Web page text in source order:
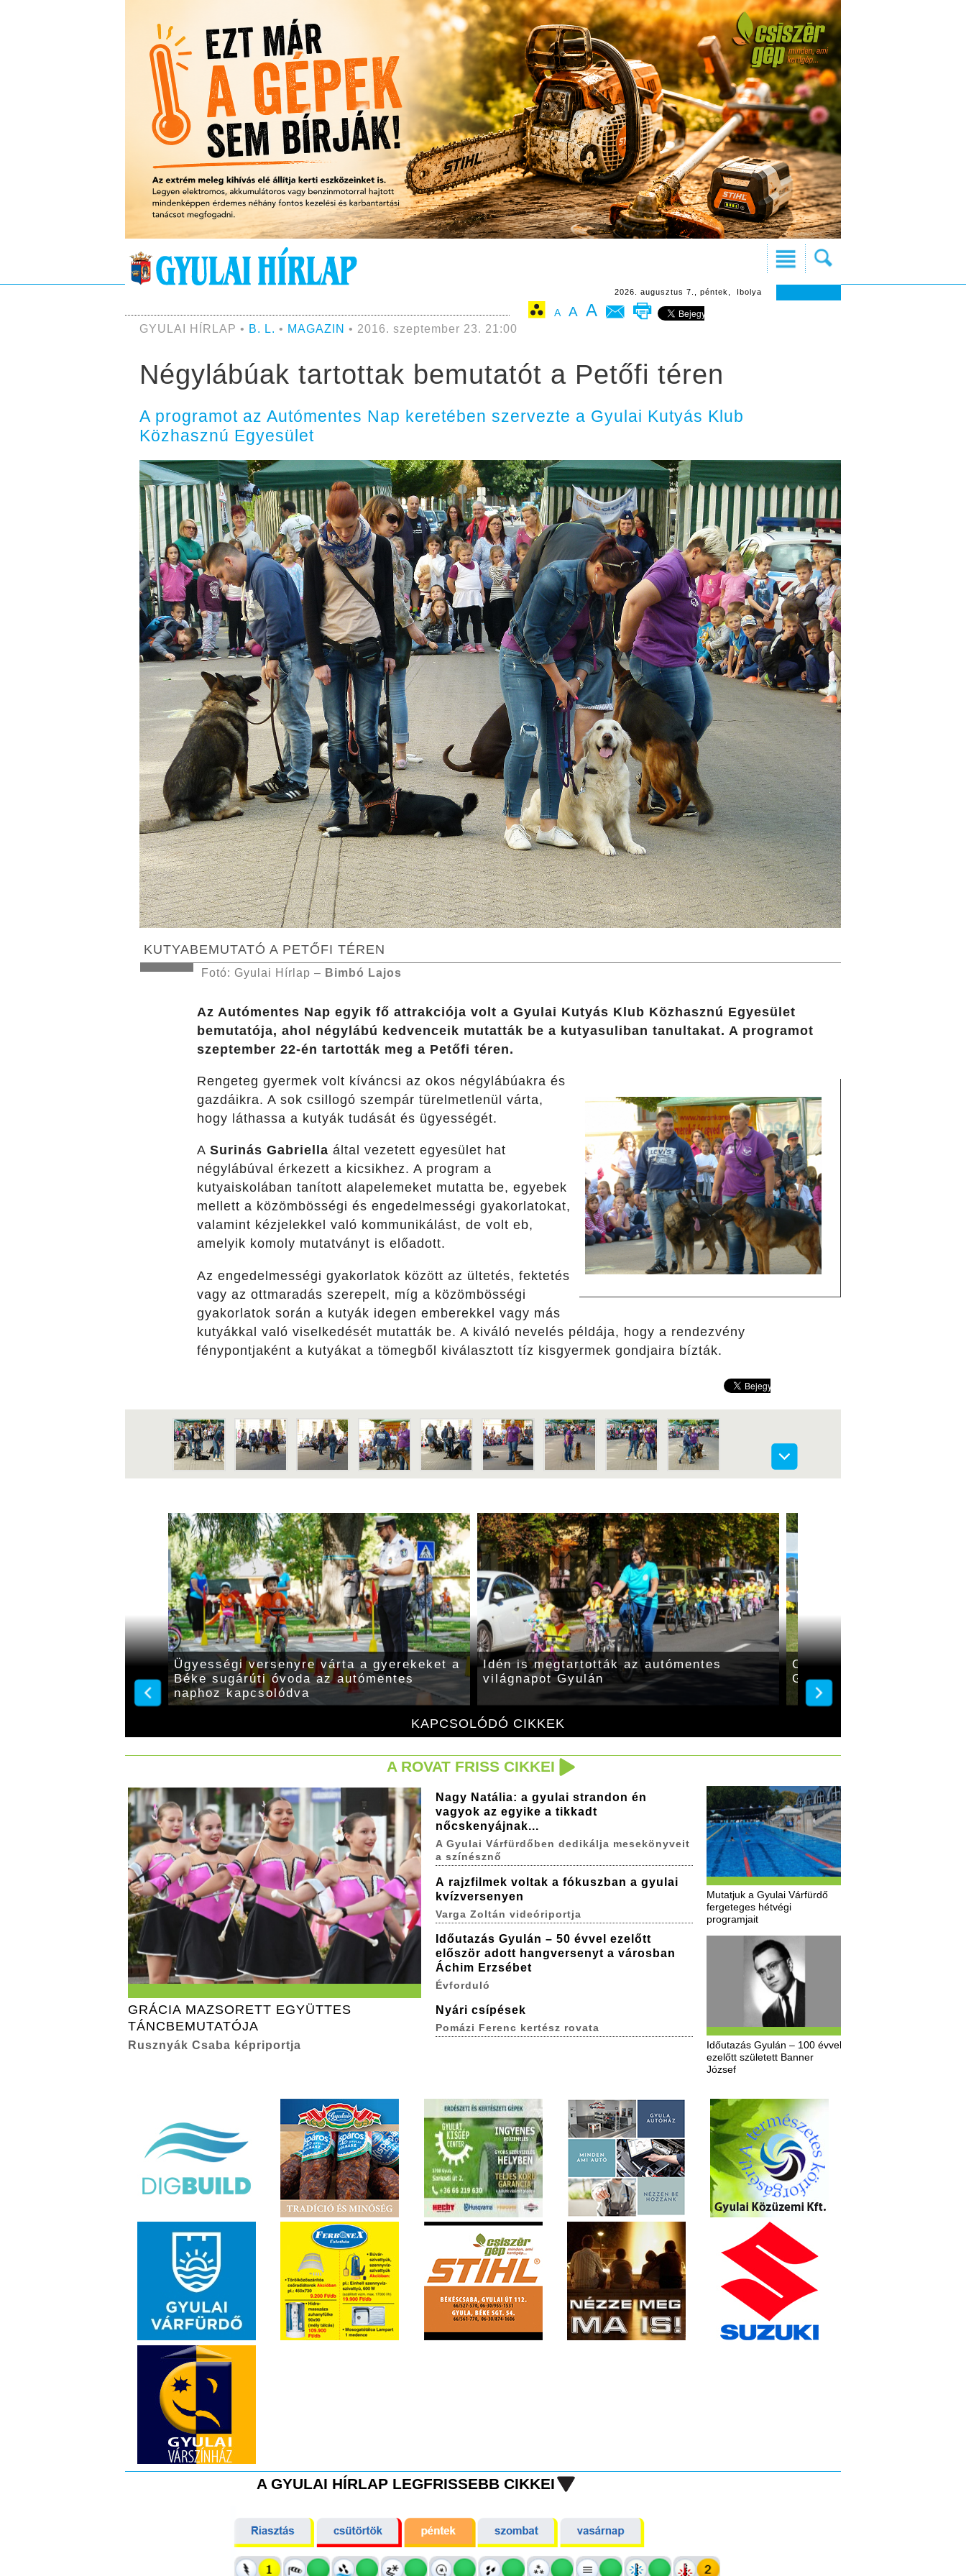
2026. augusztus 7., péntek, Ibolya
A A A
GYULAI HÍRLAP • B. L. • MAGAZIN • 2016. szeptember 23. 21:00
Négylábúak tartottak bemutatót a Petőfi téren
A programot az Autómentes Nap keretében szervezte a Gyulai Kutyás Klub
Közhasznú Egyesület
KUTYABEMUTATÓ A PETŐFI TÉREN
Fotó: Gyulai Hírlap – Bimbó Lajos
Az Autómentes Nap egyik fő attrakciója volt a Gyulai Kutyás Klub Közhasznú Egyesület
bemutatója, ahol négylábú kedvenceik mutatták be a kutyasuliban tanultakat. A programot
szeptember 22-én tartották meg a Petőfi téren.
Rengeteg gyermek volt kíváncsi az okos négylábúakra és
gazdáikra. A sok csillogó szempár türelmetlenül várta,
hogy láthassa a kutyák tudását és ügyességét.
A Surinás Gabriella által vezetett egyesület hat
négylábúval érkezett a kicsikhez. A program a
kutyaiskolában tanított alapelemeket mutatta be, egyebek
mellett a közömbösségi és engedelmességi gyakorlatokat,
valamint kézjelekkel való kommunikálást, de volt eb,
amelyik komoly mutatványt is előadott.
Az engedelmességi gyakorlatok között az ültetés, fektetés
vagy az ottmaradás szerepelt, míg a közömbösségi
gyakorlatok során a kutyák idegen emberekkel vagy más
kutyákkal való viselkedését mutatták be. A kiváló nevelés példája, hogy a rendezvény
fénypontjaként a kutyákat a tömegből kiválasztott tíz kisgyermek gondjaira bízták.
KAPCSOLÓDÓ CIKKEK
Országos kutyakiállítást rendeztek
Gyulaváriban
Gyulán is megtartották az autómentes
világnapot
Gyulán is megtartották
világnapot
A ROVAT FRISS CIKKEI
GRÁCIA MAZSORETT EGYÜTTES
TÁNCBEMUTATÓJA
Rusznyák Csaba képriportja
Mutatjuk a Gyulai Várfürdő
fergeteges hétvégi
programjait
Időutazás Gyulán – 100 évvel
ezelőtt született Banner
József
Nagy Natália: a gyulai strandon én
vagyok az egyike a tikkadt
nőcskenyájnak...
A Gyulai Várfürdőben dedikálja mesekönyveit
a színésznő
A rajzfilmek voltak a fókuszban a gyulai
kvízversenyen
Varga Zoltán videóriportja
Időutazás Gyulán – 50 évvel ezelőtt
először adott hangversenyt a városban
Áchim Erzsébet
Évforduló
Nyári csípések
Pomázi Ferenc kertész rovata
A GYULAI HÍRLAP LEGFRISSEBB CIKKEI